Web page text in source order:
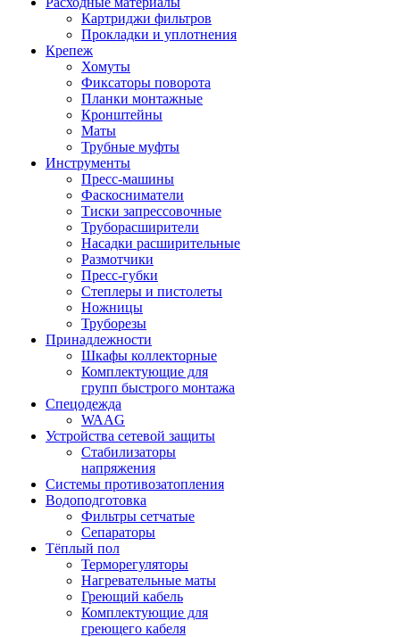
Картриджи фильтров
Прокладки и уплотнения
Крепеж
Хомуты
Фиксаторы поворота
Планки монтажные
Кронштейны
Маты
Трубные муфты
Инструменты
Пресс-машины
Фаскосниматели
Тиски запрессовочные
Труборасширители
Насадки расширительные
Размотчики
Пресс-губки
Степлеры и пистолеты
Ножницы
Труборезы
Принадлежности
Шкафы коллекторные
Комплектующие для
групп быстрого монтажа
Спецодежда
WAAG
Устройства сетевой защиты
Стабилизаторы
напряжения
Системы противозатопления
Водоподготовка
Фильтры сетчатые
Сепараторы
Тёплый пол
Терморегуляторы
Нагревательные маты
Греющий кабель
Комплектующие для
греющего кабеля